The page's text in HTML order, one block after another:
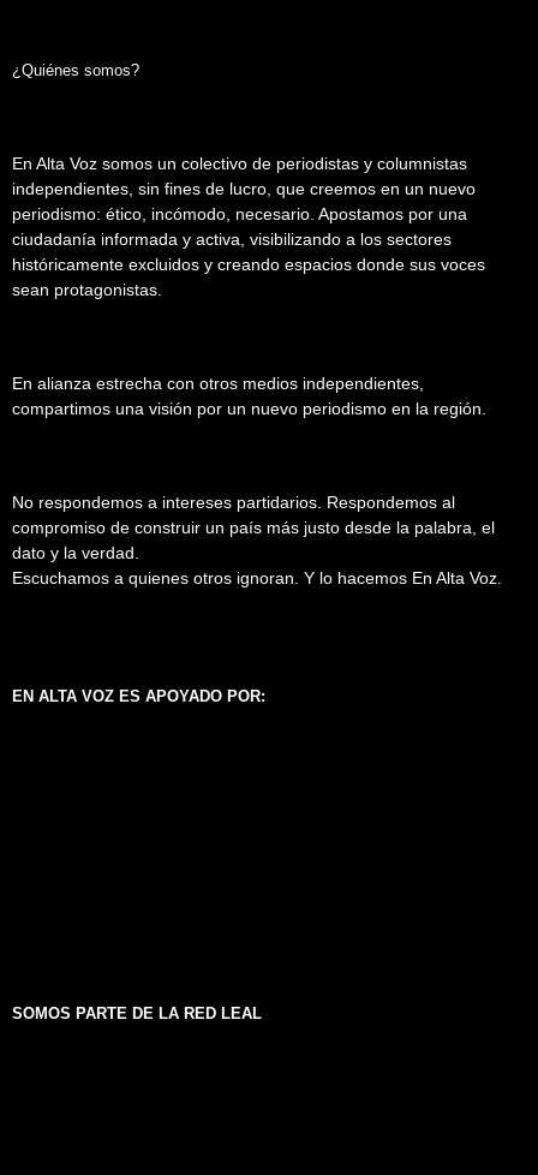
¿Quiénes somos?
En Alta Voz somos un colectivo de periodistas y columnistas
independientes, sin fines de lucro, que creemos en un nuevo
periodismo: ético, incómodo, necesario. Apostamos por una
ciudadanía informada y activa, visibilizando a los sectores
históricamente excluidos y creando espacios donde sus voces
sean protagonistas.
En alianza estrecha con otros medios independientes,
compartimos una visión por un nuevo periodismo en la región.
No respondemos a intereses partidarios. Respondemos al
compromiso de construir un país más justo desde la palabra, el
dato y la verdad.
Escuchamos a quienes otros ignoran. Y lo hacemos En Alta Voz.
EN ALTA VOZ ES APOYADO POR:
SOMOS PARTE DE LA RED LEAL